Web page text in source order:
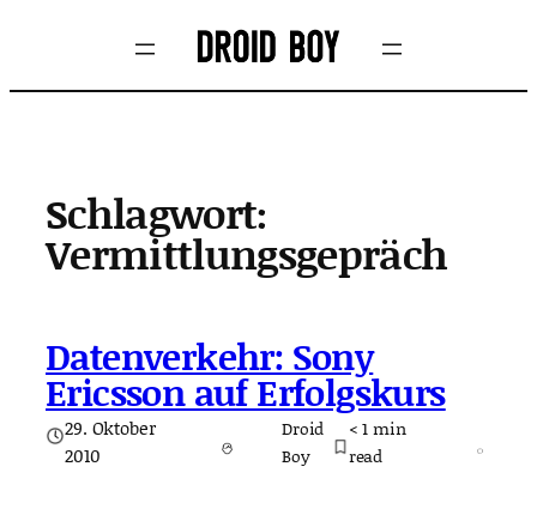
springen
Schlagwort:
Vermittlungsgepräch
Datenverkehr: Sony
Ericsson auf Erfolgskurs
29. Oktober
2010
Droid
Boy
< 1min
read